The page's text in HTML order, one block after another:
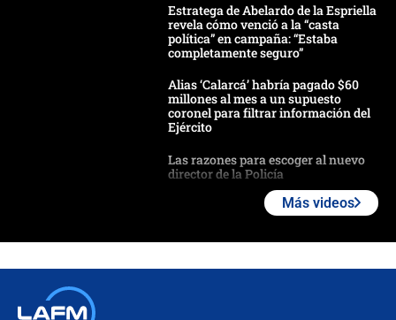
Estratega de Abelardo de la Espriella
revela cómo venció a la “casta
política” en campaña: “Estaba
completamente seguro”
Alias ‘Calarcá’ habría pagado $60
millones al mes a un supuesto
coronel para filtrar información del
Ejército
Las razones para escoger al nuevo
director de la Policía
futuro les espera a las cabalgatas en
Más videos